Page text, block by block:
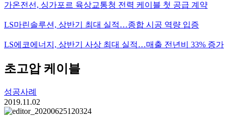
가온전선, 싱가포르 육상교통청 전력 케이블 첫 공급 계약
LS마린솔루션, 상반기 최대 실적…종합 시공 역량 입증
LS에코에너지, 상반기 사상 최대 실적…매출 전년비 33% 증가
초고압 케이블
성공사례
2019.11.02